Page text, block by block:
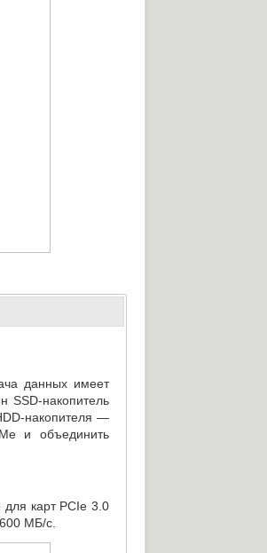
данных имеет
SSD-накопитель
накопителя —
и объединить
карт PCIe 3.0
МБ/с.